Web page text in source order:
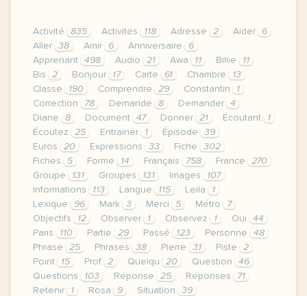
Activité 835 Activités 118 Adresse 2 Aider
6
Aller
38 Amir 6 Anniversaire
6
Apprenant
498 Audio 21 Awa 11 Billie
11
Bis
2 Bonjour 17 Carte 61 Chambre
13
Classe
190 Comprendre 29 Constantin
1
Correction
78 Demande 8 Demander
4
Diane
8 Document 47 Donner 21 Écoutant
1
Écoutez
25 Entrainer 1 Épisode
39
Euros
20 Expressions 33 Fiche
302
Fiches
5 Forme 14 Français 758 France
270
Groupe
131 Groupes 131 Images
107
Informations
113 Langue 115 Leila
1
Lexique
96 Mark 3 Merci 5 Métro
7
Objectifs
12 Observer 1 Observez 1 Oui
44
Paris
110 Partie 29 Passé 123 Personne
48
Phrase
25 Phrases 38 Pierre 31 Piste
2
Point
15 Prof 2 Quelqu 20 Question
46
Questions
103 Réponse 25 Réponses
71
Retenir
1 Rosa 9 Situation
39